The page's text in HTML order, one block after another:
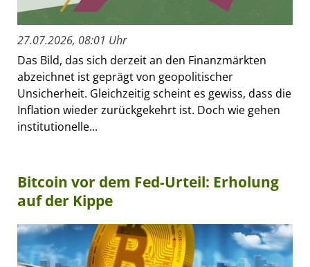
27.07.2026, 08:01 Uhr
Das Bild, das sich derzeit an den Finanzmärkten
abzeichnet ist geprägt von geopolitischer
Unsicherheit. Gleichzeitig scheint es gewiss, dass die
Inflation wieder zurückgekehrt ist. Doch wie gehen
institutionelle...
Bitcoin vor dem Fed-Urteil: Erholung
auf der Kippe